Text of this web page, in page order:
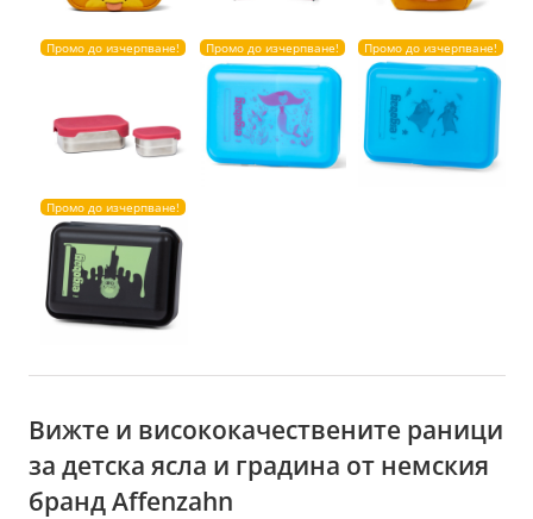
Промо до изчерпване! Промо до изчерпване! Промо до изчерпване!
Промо до изчерпване!
Вижте и висококачествените раници
за детска ясла и градина от немския
бранд Affenzahn